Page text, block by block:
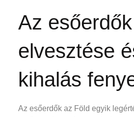
Az esőerdők
elvesztése
kihalás
Az esőerdők az Föld egyik